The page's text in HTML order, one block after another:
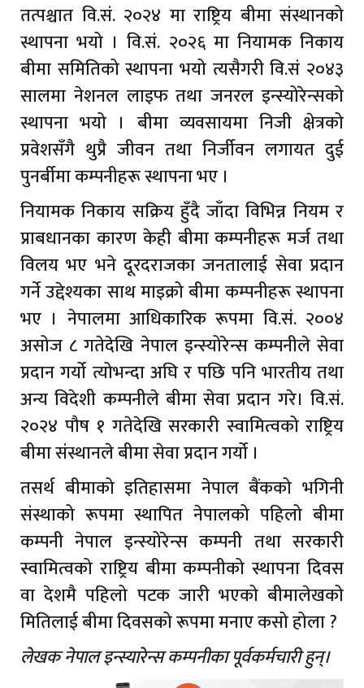
तत्पश्चात वि.सं. २०२४ मा राष्ट्रिय बीमा संस्थानको
स्थापना भयो । वि.सं. २०२६ मा नियामक निकाय
बीमा समितिको स्थापना भयो त्यसैगरी वि.सं २०४३
सालमा नेशनल लाइफ तथा जनरल इन्स्योरेन्सको
स्थापना भयो । बीमा व्यवसायमा निजी क्षेत्रको
प्रवेशसँगै थुप्रै जीवन तथा निर्जीवन लगायत दुई
पुनर्बीमा कम्पनीहरू स्थापना भए ।
नियामक निकाय सक्रिय हुँदै जाँदा विभिन्न नियम र
प्राबधानका कारण केही बीमा कम्पनीहरू मर्ज तथा
विलय भए भने दूरदराजका जनतालाई सेवा प्रदान
गर्ने उद्देश्यका साथ माइक्रो बीमा कम्पनीहरू स्थापना
भए । नेपालमा आधिकारिक रूपमा वि.सं. २००४
असोज ८ गतेदेखि नेपाल इन्स्योरेन्स कम्पनीले सेवा
प्रदान गर्यो त्योभन्दा अघि र पछि पनि भारतीय तथा
अन्य विदेशी कम्पनीले बीमा सेवा प्रदान गरे। वि.सं.
२०२४ पौष १ गतेदेखि सरकारी स्वामित्वको राष्ट्रिय
बीमा संस्थानले बीमा सेवा प्रदान गर्यो ।
तसर्थ बीमाको इतिहासमा नेपाल बैंकको भगिनी
संस्थाको रूपमा स्थापित नेपालको पहिलो बीमा
कम्पनी नेपाल इन्स्योरेन्स कम्पनी तथा सरकारी
स्वामित्वको राष्ट्रिय बीमा कम्पनीको स्थापना दिवस
वा देशमै पहिलो पटक जारी भएको बीमालेखको
मितिलाई बीमा दिवसको रूपमा मनाए कसो होला ?
लेखक नेपाल इन्स्यारेन्स कम्पनीका पूर्वकर्मचारी हुन्।